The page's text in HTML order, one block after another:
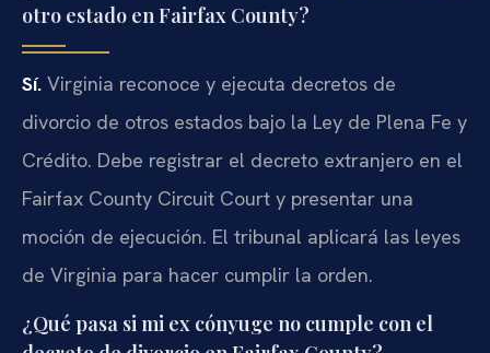
otro estado en Fairfax County?
Sí. Virginia reconoce y ejecuta decretos de
divorcio de otros estados bajo la Ley de Plena Fe y
Crédito. Debe registrar el decreto extranjero en el
Fairfax County Circuit Court y presentar una
moción de ejecución. El tribunal aplicará las leyes
de Virginia para hacer cumplir la orden.
¿Qué pasa si mi ex cónyuge no cumple con el